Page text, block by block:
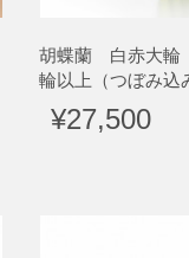
胡蝶蘭 白赤大
輪以上（つぼみ込
¥27,500